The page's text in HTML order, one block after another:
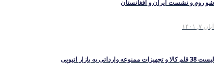
شو روم و نشست ایران و افغانستان
آبان ۷, ۱۴۰۱
لیست 38 قلم کالا و تجهیزات ممنوعه وارداتی به بازار اتیوپی